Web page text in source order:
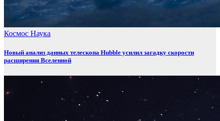
Космос Наука
Новый анализ данных телескопа Hubble усилил загадку скорости
расширения Вселенной